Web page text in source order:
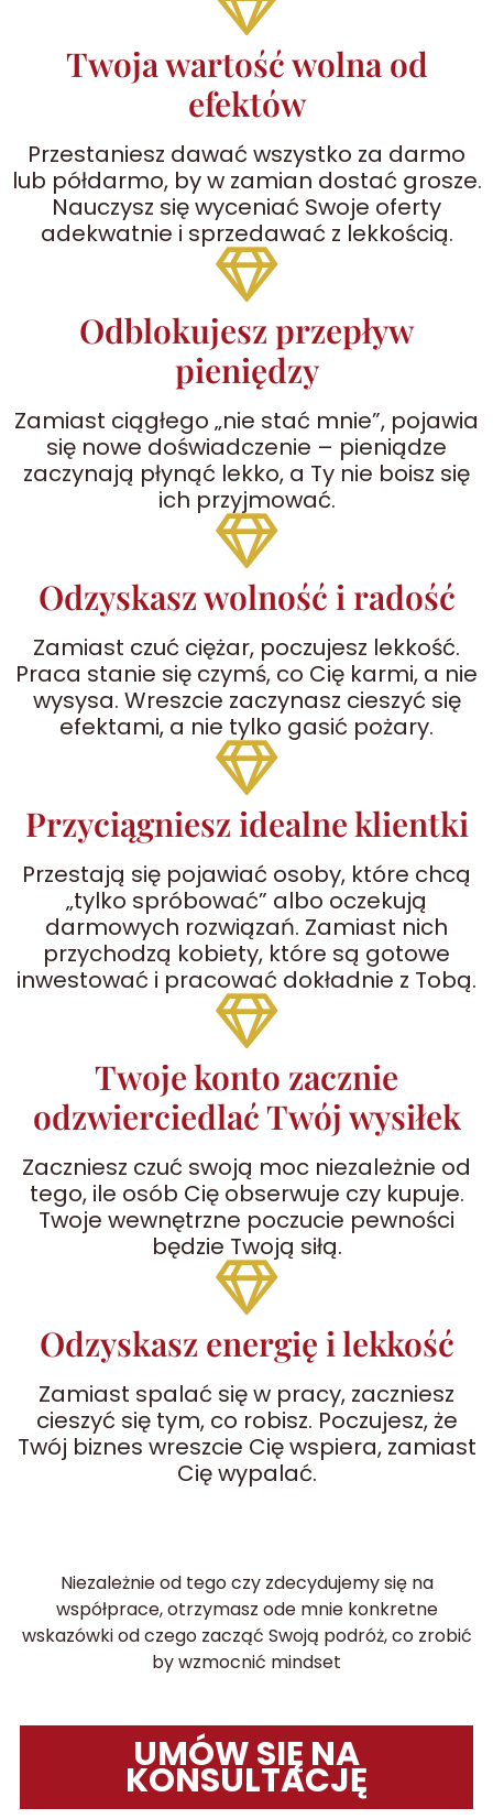
Twoja wartość wolna od
efektów
Przestaniesz dawać wszystko za darmo
lub półdarmo, by w zamian dostać grosze.
Nauczysz się wyceniać Swoje oferty
adekwatnie i sprzedawać z lekkością.
Odblokujesz przepływ
pieniędzy
Zamiast ciągłego „nie stać mnie”, pojawia
się nowe doświadczenie – pieniądze
zaczynają płynąć lekko, a Ty nie boisz się
ich przyjmować.
Odzyskasz wolność i radość
Zamiast czuć ciężar, poczujesz lekkość.
Praca stanie się czymś, co Cię karmi, a nie
wysysa. Wreszcie zaczynasz cieszyć się
efektami, a nie tylko gasić pożary.
Przyciągniesz idealne klientki
Przestają się pojawiać osoby, które chcą
„tylko spróbować” albo oczekują
darmowych rozwiązań. Zamiast nich
przychodzą kobiety, które są gotowe
inwestować i pracować dokładnie z Tobą.
Twoje konto zacznie
odzwierciedlać Twój wysiłek
Zaczniesz czuć swoją moc niezależnie od
tego, ile osób Cię obserwuje czy kupuje.
Twoje wewnętrzne poczucie pewności
będzie Twoją siłą.
Odzyskasz energię i lekkość
Zamiast spalać się w pracy, zaczniesz
cieszyć się tym, co robisz. Poczujesz, że
Twój biznes wreszcie Cię wspiera, zamiast
Cię wypalać.
Niezależnie od tego czy zdecydujemy się na
współprace, otrzymasz ode mnie konkretne
wskazówki od czego zacząć Swoją podróż, co zrobić
by wzmocnić mindset
UMÓW SIĘ NA
KONSULTACJĘ